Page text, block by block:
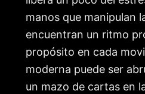
manos que manipulan
encuentran un ritmo
propósito en cada
moderna puede ser
un mazo de cartas en